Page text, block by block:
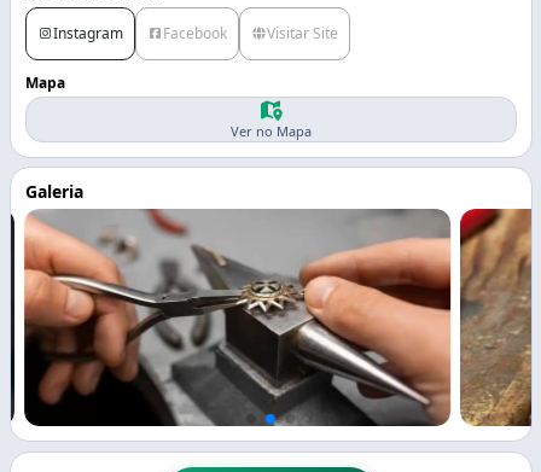
Instagram
Facebook Visitar Site
Mapa
Ver no Mapa
Galeria